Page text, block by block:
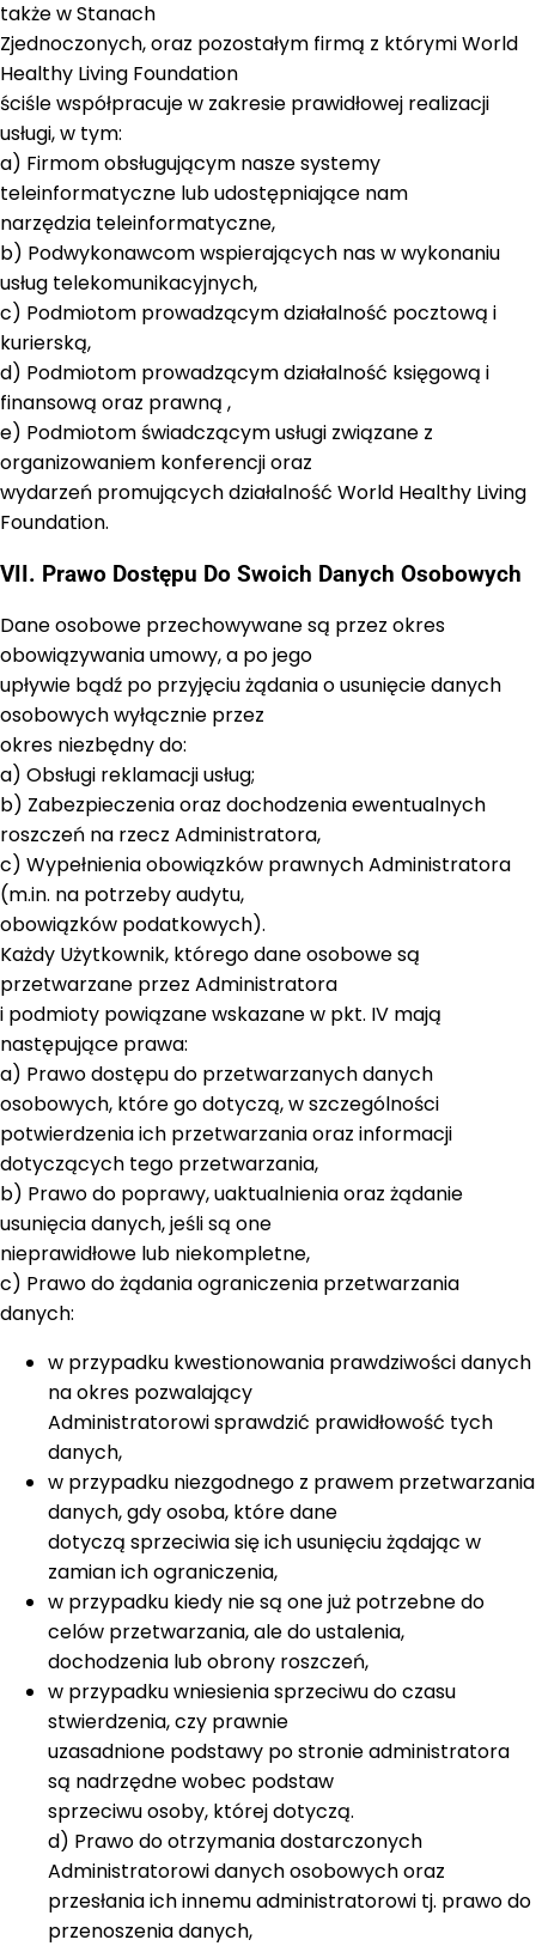
także w Stanach
Zjednoczonych, oraz pozostałym firmą z którymi World
Healthy Living Foundation
ściśle współpracuje w zakresie prawidłowej realizacji
usługi, w tym:
a) Firmom obsługującym nasze systemy
teleinformatyczne lub udostępniające nam
narzędzia teleinformatyczne,
b) Podwykonawcom wspierających nas w wykonaniu
usług telekomunikacyjnych,
c) Podmiotom prowadzącym działalność pocztową i
kurierską,
d) Podmiotom prowadzącym działalność księgową i
finansową oraz prawną ,
e) Podmiotom świadczącym usługi związane z
organizowaniem konferencji oraz
wydarzeń promujących działalność World Healthy Living
Foundation.
VII. Prawo Dostępu Do Swoich Danych Osobowych
Dane osobowe przechowywane są przez okres
obowiązywania umowy, a po jego
upływie bądź po przyjęciu żądania o usunięcie danych
osobowych wyłącznie przez
okres niezbędny do:
a) Obsługi reklamacji usług;
b) Zabezpieczenia oraz dochodzenia ewentualnych
roszczeń na rzecz Administratora,
c) Wypełnienia obowiązków prawnych Administratora
(m.in. na potrzeby audytu,
obowiązków podatkowych).
Każdy Użytkownik, którego dane osobowe są
przetwarzane przez Administratora
i podmioty powiązane wskazane w pkt. IV mają
następujące prawa:
a) Prawo dostępu do przetwarzanych danych
osobowych, które go dotyczą, w szczególności
potwierdzenia ich przetwarzania oraz informacji
dotyczących tego przetwarzania,
b) Prawo do poprawy, uaktualnienia oraz żądanie
usunięcia danych, jeśli są one
nieprawidłowe lub niekompletne,
c) Prawo do żądania ograniczenia przetwarzania
danych:
w przypadku kwestionowania prawdziwości danych
na okres pozwalający
Administratorowi sprawdzić prawidłowość tych
danych,
w przypadku niezgodnego z prawem przetwarzania
danych, gdy osoba, które dane
dotyczą sprzeciwia się ich usunięciu żądając w
zamian ich ograniczenia,
w przypadku kiedy nie są one już potrzebne do
celów przetwarzania, ale do ustalenia,
dochodzenia lub obrony roszczeń,
w przypadku wniesienia sprzeciwu do czasu
stwierdzenia, czy prawnie
uzasadnione podstawy po stronie administratora
są nadrzędne wobec podstaw
sprzeciwu osoby, której dotyczą.
d) Prawo do otrzymania dostarczonych
Administratorowi danych osobowych oraz
przesłania ich innemu administratorowi tj. prawo do
przenoszenia danych,